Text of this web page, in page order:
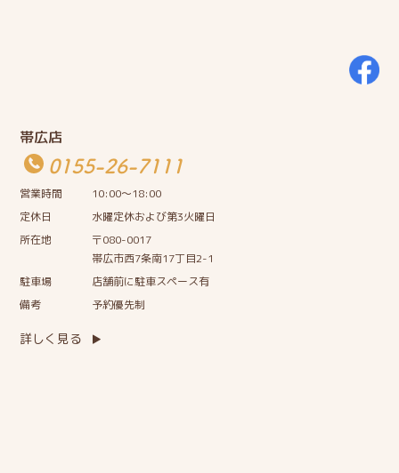
帯広店
0155-26-7111
営業時間
10:00〜18:00
定休日
水曜定休および第3火曜日
所在地
〒080-0017
帯広市西7条南17丁目2-1
駐車場
店舗前に駐車スペース有
備考
予約優先制
詳しく見る